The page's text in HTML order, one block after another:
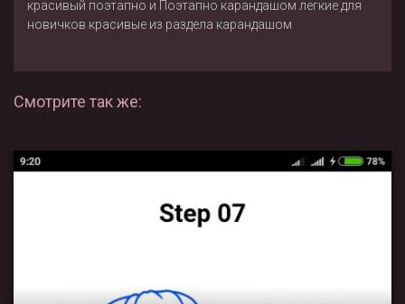
красивый поэтапно и Поэтапно карандашом легкие для
новичков красивые из раздела карандашом
Смотрите так же: